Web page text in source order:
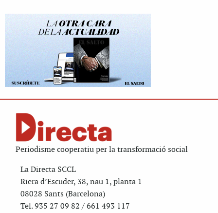
Periodisme cooperatiu per la transformació social
La Directa SCCL
Riera d’Escuder, 38, nau 1, planta 1
08028 Sants (Barcelona)
Tel. 935 27 09 82 / 661 493 117